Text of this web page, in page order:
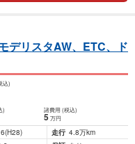
デリスタAW、ETC、ド
込)
) 諸費用 (税込)
5 万円
(H28) 走行 4.8万km